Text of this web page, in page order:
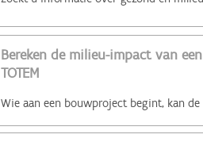
Bereken de milieu-impact van
TOTEM